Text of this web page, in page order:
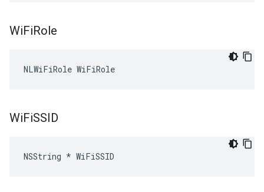
WiFiRole
NLWiFiRole WiFiRole
WiFiSSID
NSString * WiFiSSID